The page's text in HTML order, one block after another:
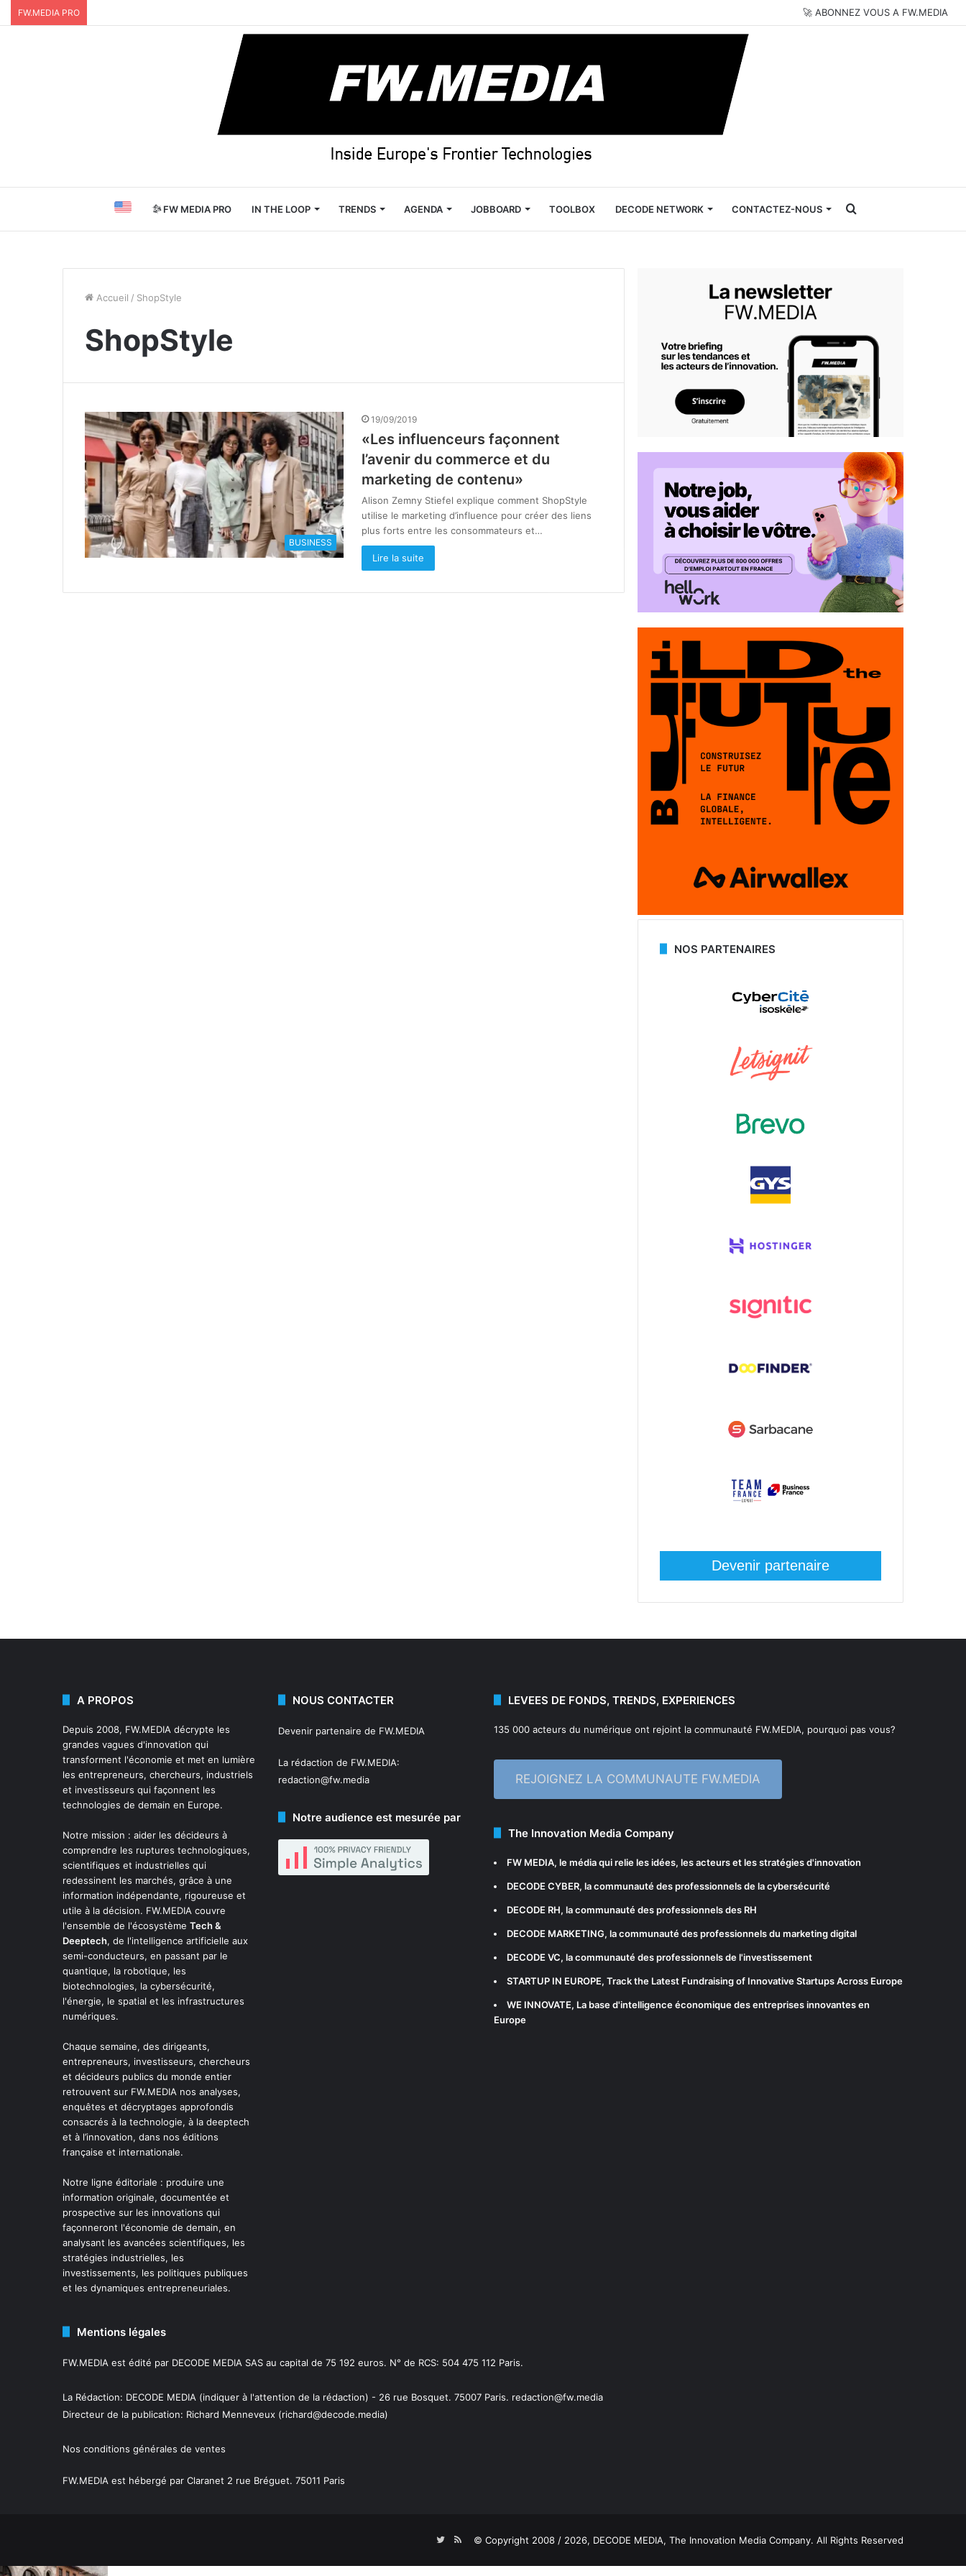
FW.MEDIA PRO 🚀 ABONNEZ VOUS A FW.MEDIA
FW MEDIA PRO IN THE LOOP TRENDS AGENDA JOBBOARD TOOLBOX DECODE NETWORK CONTACTEZ-NOUS Rechercher
Accueil / ShopStyle
ShopStyle
BUSINESS
19/09/2019
«Les influenceurs façonnent
l’avenir du commerce et du
marketing de contenu»
Alison Zemny Stiefel explique comment ShopStyle
utilise le marketing d’influence pour créer des liens
plus forts entre les consommateurs et…
Lire la suite
NOS PARTENAIRES
Devenir partenaire
A PROPOS
Depuis 2008, FW.MEDIA décrypte les
grandes vagues d'innovation qui
transforment l'économie et met en lumière
les entrepreneurs, chercheurs, industriels
et investisseurs qui façonnent les
technologies de demain en Europe.
Notre mission : aider les décideurs à
comprendre les ruptures technologiques,
scientifiques et industrielles qui
redessinent les marchés, grâce à une
information indépendante, rigoureuse et
utile à la décision. FW.MEDIA couvre
l'ensemble de l'écosystème Tech &
Deeptech, de l'intelligence artificielle aux
semi-conducteurs, en passant par le
quantique, la robotique, les
biotechnologies, la cybersécurité,
l'énergie, le spatial et les infrastructures
numériques.
Chaque semaine, des dirigeants,
entrepreneurs, investisseurs, chercheurs
et décideurs publics du monde entier
retrouvent sur FW.MEDIA nos analyses,
enquêtes et décryptages approfondis
consacrés à la technologie, à la deeptech
et à l’innovation, dans nos éditions
française et internationale.
Notre ligne éditoriale : produire une
information originale, documentée et
prospective sur les innovations qui
façonneront l'économie de demain, en
analysant les avancées scientifiques, les
stratégies industrielles, les
investissements, les politiques publiques
et les dynamiques entrepreneuriales.
NOUS CONTACTER
Devenir partenaire de FW.MEDIA
La rédaction de FW.MEDIA:
redaction@fw.media
Notre audience est mesurée par
LEVEES DE FONDS, TRENDS, EXPERIENCES
135 000 acteurs du numérique ont rejoint la communauté FW.MEDIA, pourquoi pas vous?
REJOIGNEZ LA COMMUNAUTE FW.MEDIA
The Innovation Media Company
FW MEDIA, le média qui relie les idées, les acteurs et les stratégies d'innovation
DECODE CYBER, la communauté des professionnels de la cybersécurité
DECODE RH, la communauté des professionnels des RH
DECODE MARKETING, la communauté des professionnels du marketing digital
DECODE VC, la communauté des professionnels de l'investissement
STARTUP IN EUROPE, Track the Latest Fundraising of Innovative Startups Across Europe
WE INNOVATE, La base d'intelligence économique des entreprises innovantes en
Europe
Mentions légales
FW.MEDIA est édité par DECODE MEDIA SAS au capital de 75 192 euros. N° de RCS: 504 475 112 Paris.
La Rédaction: DECODE MEDIA (indiquer à l'attention de la rédaction) - 26 rue Bosquet. 75007 Paris. redaction@fw.media
Directeur de la publication: Richard Menneveux (richard@decode.media)
Nos conditions générales de ventes
FW.MEDIA est hébergé par Claranet 2 rue Bréguet. 75011 Paris
© Copyright 2008 / 2026, DECODE MEDIA, The Innovation Media Company. All Rights Reserved
Twitter
RSS